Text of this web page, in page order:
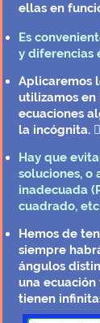
ellas en
Es
y diferencias
Aplicaremos
utilizamos en
ecuaciones
la incógnita. 
Hay que
soluciones, o
inadecuada
cuadrado,
Hemos de
siempre
ángulos
una
tienen